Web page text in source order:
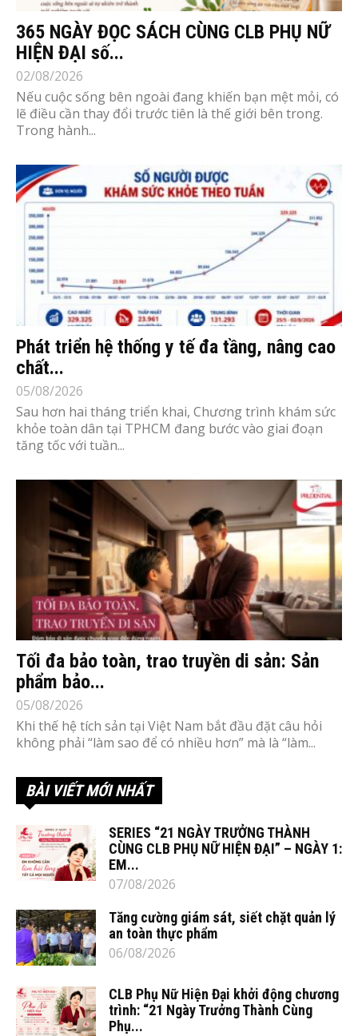
365 NGÀY ĐỌC SÁCH CÙNG CLB PHỤ NỮ
HIỆN ĐẠI số...
02/08/2026
Nếu cuộc sống bên ngoài đang khiến bạn mệt mỏi, có
lẽ điều cần thay đổi trước tiên là thế giới bên trong.
Trong hành...
Phát triển hệ thống y tế đa tầng, nâng cao
chất...
05/08/2026
Sau hơn hai tháng triển khai, Chương trình khám sức
khỏe toàn dân tại TPHCM đang bước vào giai đoạn
tăng tốc với tuần...
Tối đa bảo toàn, trao truyền di sản: Sản
phẩm bảo...
05/08/2026
Khi thế hệ tích sản tại Việt Nam bắt đầu đặt câu hỏi
không phải “làm sao để có nhiều hơn” mà là “làm...
BÀI VIẾT MỚI NHẤT
SERIES “21 NGÀY TRƯỞNG THÀNH
CÙNG CLB PHỤ NỮ HIỆN ĐẠI” – NGÀY 1:
EM...
07/08/2026
Tăng cường giám sát, siết chặt quản lý
an toàn thực phẩm
06/08/2026
CLB Phụ Nữ Hiện Đại khởi động chương
trình: “21 Ngày Trưởng Thành Cùng
Phụ...